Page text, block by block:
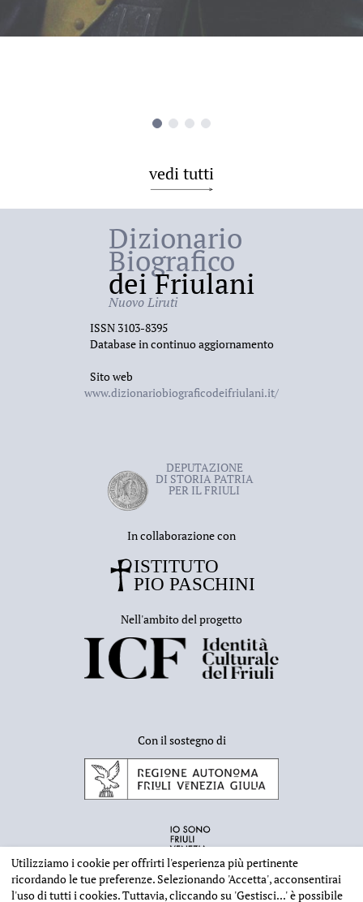
vedi tutti
Dizionario
Biografico
dei Friulani
Nuovo Liruti
ISSN 3103-8395
Database in continuo aggiornamento
Sito web
www.dizionariobiograficodeifriulani.it/
DEPUTAZIONE
DI STORIA PATRIA
PER IL FRIULI
In collaborazione con
Nell'ambito del progetto
Con il sostegno di
Utilizziamo i cookie per offrirti l'esperienza più pertinente
ricordando le tue preferenze. Selezionando 'Accetta', acconsentirai
l'uso di tutti i cookies. Tuttavia, cliccando su 'Gestisci...'è possibile